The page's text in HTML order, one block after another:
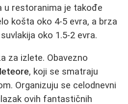
u restoranima je takođe
košta oko 4-5 evra, a brza
oko 1.5-2 evra.
za izlete. Obavezno
, koji se smatraju
Organizuju se celodnevni
ovih fantastičnih